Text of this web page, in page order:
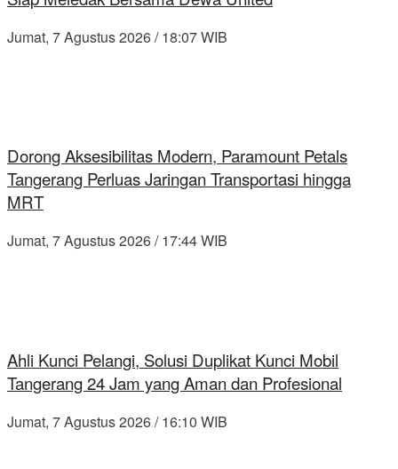
Jumat, 7 Agustus 2026 / 18:07 WIB
Dorong Aksesibilitas Modern, Paramount Petals
Tangerang Perluas Jaringan Transportasi hingga
MRT
Jumat, 7 Agustus 2026 / 17:44 WIB
Ahli Kunci Pelangi, Solusi Duplikat Kunci Mobil
Tangerang 24 Jam yang Aman dan Profesional
Jumat, 7 Agustus 2026 / 16:10 WIB